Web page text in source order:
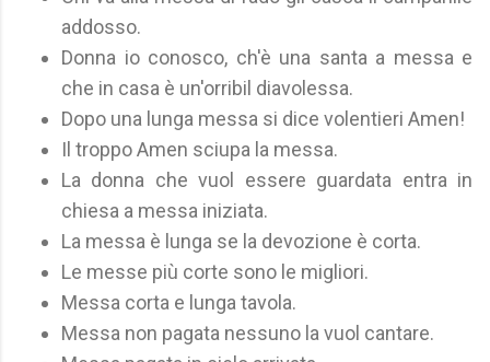
addosso.
Donna io conosco, ch'è una santa a messa e
che in casa è un'orribil diavolessa.
Dopo una lunga messa si dice volentieri Amen!
Il troppo Amen sciupa la messa.
La donna che vuol essere guardata entra in
chiesa a messa iniziata.
La messa è lunga se la devozione è corta.
Le messe più corte sono le migliori.
Messa corta e lunga tavola.
Messa non pagata nessuno la vuol cantare.